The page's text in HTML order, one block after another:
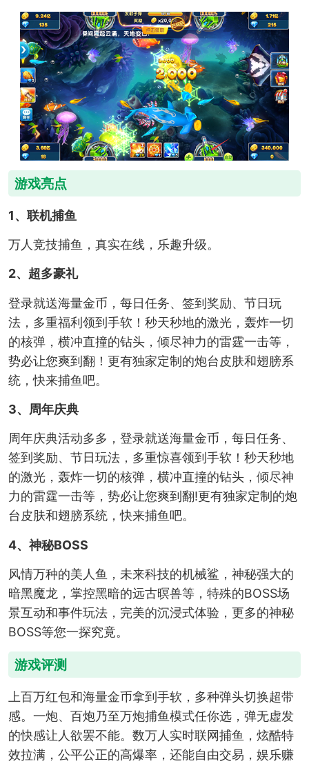
游戏亮点
1、联机捕鱼
万人竞技捕鱼，真实在线，乐趣升级。
2、超多豪礼
登录就送海量金币，每日任务、签到奖励、节日玩
法，多重福利领到手软！秒天秒地的激光，轰炸一切
的核弹，横冲直撞的钻头，倾尽神力的雷霆一击等，
势必让您爽到翻！更有独家定制的炮台皮肤和翅膀系
统，快来捕鱼吧。
3、周年庆典
周年庆典活动多多，登录就送海量金币，每日任务、
签到奖励、节日玩法，多重惊喜领到手软！秒天秒地
的激光，轰炸一切的核弹，横冲直撞的钻头，倾尽神
力的雷霆一击等，势必让您爽到翻!更有独家定制的炮
台皮肤和翅膀系统，快来捕鱼吧。
4、神秘BOSS
风情万种的美人鱼，未来科技的机械鲨，神秘强大的
暗黑魔龙，掌控黑暗的远古暝兽等，特殊的BOSS场
景互动和事件玩法，完美的沉浸式体验，更多的神秘
BOSS等您一探究竟。
游戏评测
上百万红包和海量金币拿到手软，多种弹头切换超带
感。一炮、百炮乃至万炮捕鱼模式任你选，弹无虚发
的快感让人欲罢不能。数万人实时联网捕鱼，炫酷特
效拉满，公平公正的高爆率，还能自由交易，娱乐赚